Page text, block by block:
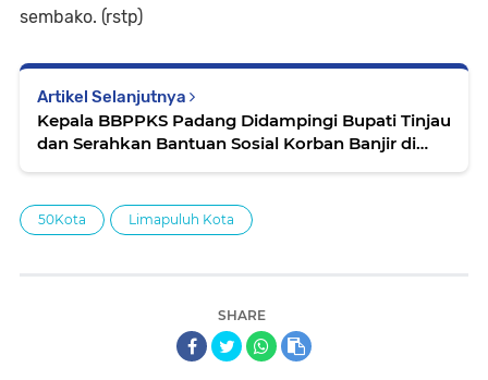
sembako. (rstp)
Artikel Selanjutnya
Kepala BBPPKS Padang Didampingi Bupati Tinjau
dan Serahkan Bantuan Sosial Korban Banjir di
50Kota Limapuluh Kota
SHARE